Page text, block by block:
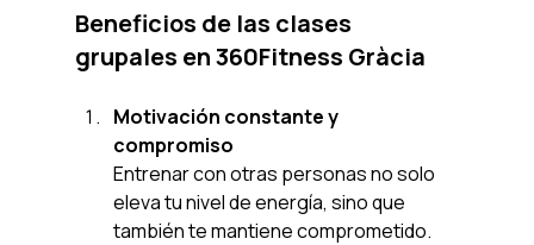
Beneficios de las clases
grupales en 360Fitness Gràcia
Motivación constante y
compromiso
Entrenar con otras personas no solo
eleva tu nivel de energía, sino que
también te mantiene comprometido.